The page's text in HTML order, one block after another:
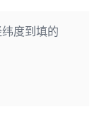
度到填的